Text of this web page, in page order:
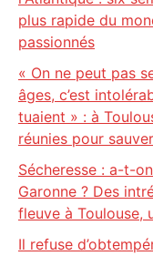
plus rapide du
passionnés
« On ne peut pas
âges, c’est
tuaient » : à
réunies pour
Sécheresse : a-t-
Garonne ? Des
fleuve à Toulouse,
Il refuse